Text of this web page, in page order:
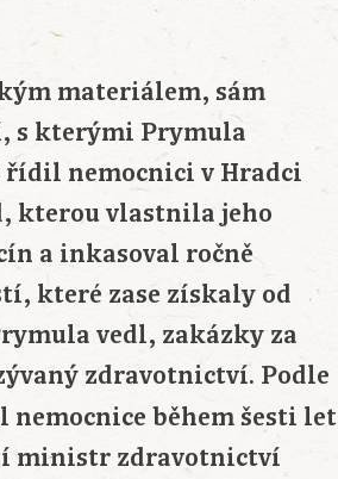
materiálem, sám
s kterými Prymula
nemocnici v Hradci
kterou vlastnila jeho
a inkasoval ročně
které zase získaly od
vedl, zakázky za
zdravotnictví. Podle
během šesti let
ministr zdravotnictví